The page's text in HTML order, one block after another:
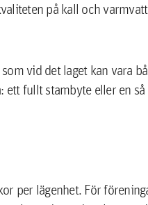
på kall och
vid det laget kan vara
ett fullt stambyte eller en
per lägenhet. För